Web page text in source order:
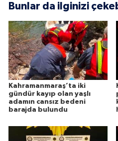
Bunlar da ilginizi
Kahramanmaraş’ta iki
gündür kayıp olan yaşlı
adamın cansız bedeni
barajda bulundu